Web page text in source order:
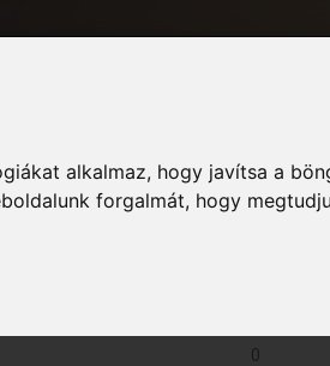
alkalmaz, hogy javítsa a
forgalmát, hogy
0